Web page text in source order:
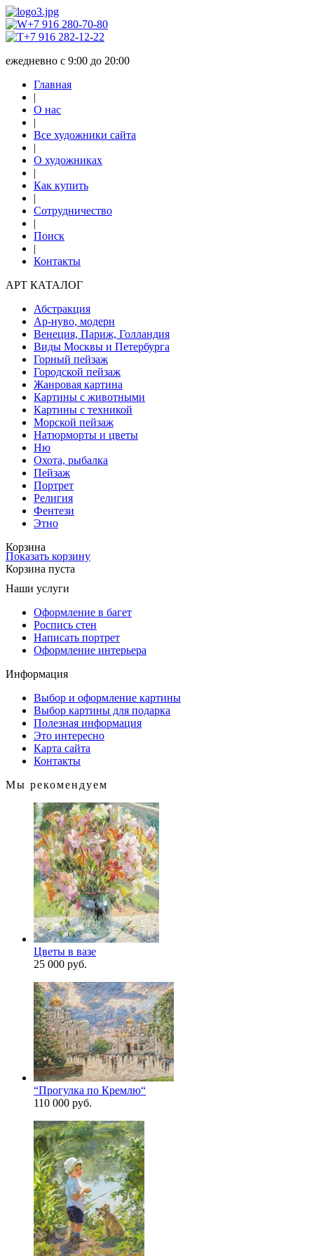
+7 916 280-70-80
+7 916 282-12-22
ежедневно с 9:00 до 20:00
Главная
|
О нас
|
Все художники сайта
|
О художниках
|
Как купить
|
Сотрудничество
|
Поиск
|
Контакты
АРТ КАТАЛОГ
Абстракция
Ар-нуво, модерн
Венеция, Париж, Голландия
Виды Москвы и Петербурга
Горный пейзаж
Городской пейзаж
Жанровая картина
Картины с животными
Картины с техникой
Морской пейзаж
Натюрморты и цветы
Ню
Охота, рыбалка
Пейзаж
Портрет
Религия
Фентези
Этно
Корзина
Показать корзину
Корзина пуста
Наши услуги
Оформление в багет
Роспись стен
Написать портрет
Оформление интерьера
Информация
Выбор и оформление картины
Выбор картины для подарка
Полезная информация
Это интересно
Карта сайта
Контакты
Мы рекомендуем
Цветы в вазе
25 000 руб.
“Прогулка по Кремлю“
110 000 руб.